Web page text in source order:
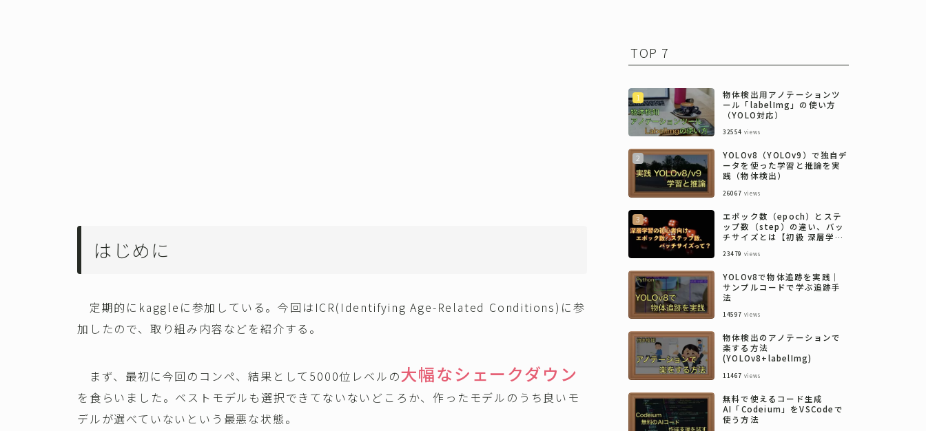
はじめに
定期的にkaggleに参加している。今回はICR(Identifying Age-Related Conditions)に参
加したので、取り組み内容などを紹介する。
まず、最初に今回のコンペ、結果として5000位レベルの大幅なシェークダウン
を食らいました。ベストモデルも選択できてないないどころか、作ったモデルのうち良いモ
デルが選べていないという最悪な状態。
TOP 7
物体検出用アノテーションツ
ール「labelImg」の使い方
（YOLO対応）
32554 views
YOLOv8（YOLOv9）で独自デ
ータを使った学習と推論を実
践（物体検出）
26067 views
エポック数（epoch）とステ
ップ数（step）の違い、バッ
チサイズとは【初級 深層学習
23479 views
YOLOv8で物体追跡を実践｜
サンプルコードで学ぶ追跡手
法
14597 views
物体検出のアノテーションで
楽する方法
(YOLOv8+labelImg)
11467 views
無料で使えるコード生成
AI「Codeium」をVSCodeで
使う方法